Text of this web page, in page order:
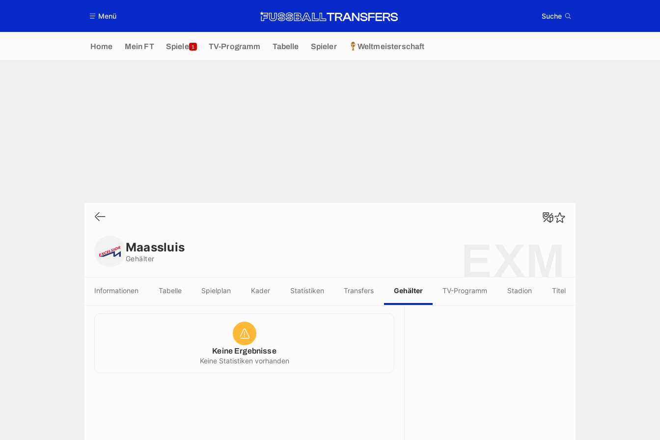
Menü Suche
Home Mein FT Spiele 1 TV-Programm Tabelle Spieler Weltmeisterschaft
Maassluis
Gehälter
Informationen Tabelle Spielplan Kader Statistiken Transfers Gehälter TV-Programm Stadion Titel
Keine Ergebnisse
Keine Statistiken vorhanden